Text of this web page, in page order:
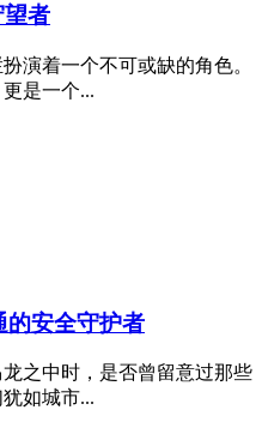
者
演着一个不可或缺的角色。
是一个...
安全守护者
之中时，是否曾留意过那些
如城市...